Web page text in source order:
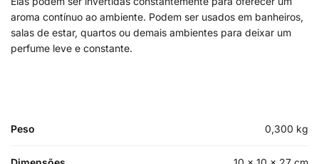
aroma contínuo ao ambiente. Podem ser usados em banheiros,
salas de estar, quartos ou demais ambientes para deixar um
perfume leve e constante.
Peso 0,300 kg